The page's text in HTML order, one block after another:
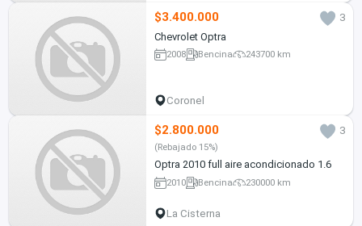
$3.400.000
3
Chevrolet Optra
2008 Bencina 243700 km
Coronel
$2.800.000 3
(Rebajado 15%)
Optra 2010 full aire acondicionado 1.6
2010 Bencina 230000 km
La Cisterna